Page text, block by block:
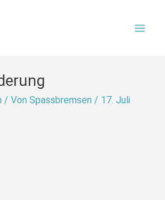
/ Von Spassbremsen / 17. Juli